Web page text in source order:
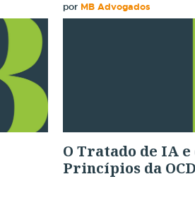
por MB Advogados
O Tratado de IA e
Princípios da